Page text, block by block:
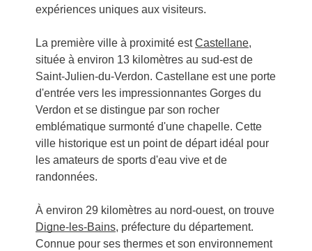
expériences uniques aux visiteurs.
La première ville à proximité estCastellane,
située à environ 13 kilomètres au sud-est de
Saint-Julien-du-Verdon. Castellane est une porte
d'entrée vers les impressionnantes Gorges du
Verdon et se distingue par son rocher
emblématique surmonté d'une chapelle. Cette
ville historique est un point de départ idéal pour
les amateurs de sports d'eau vive et de
randonnées.
À environ 29 kilomètres au nord-ouest, on trouve
Digne-les-Bains, préfecture du département.
Connue pour ses thermes et son environnement